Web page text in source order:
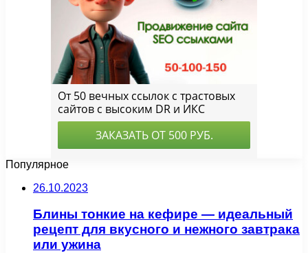
Популярное
26.10.2023
Блины тонкие на кефире — идеальный
рецепт для вкусного и нежного завтрака
или ужина